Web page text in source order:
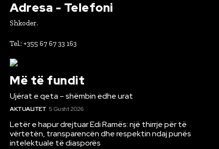
Adresa - Telefoni
Shkoder.
Tel.: +355 67 67 33 163
Më të fundit
Ujërat e qeta – shëmbin edhe urat
AKTUALITET 5 Gusht 2026
Letër e hapur drejtuar Edi Ramës: një thirrje për të
vërtetën, transparencën dhe respektin ndaj punës
intelektuale të diasporës